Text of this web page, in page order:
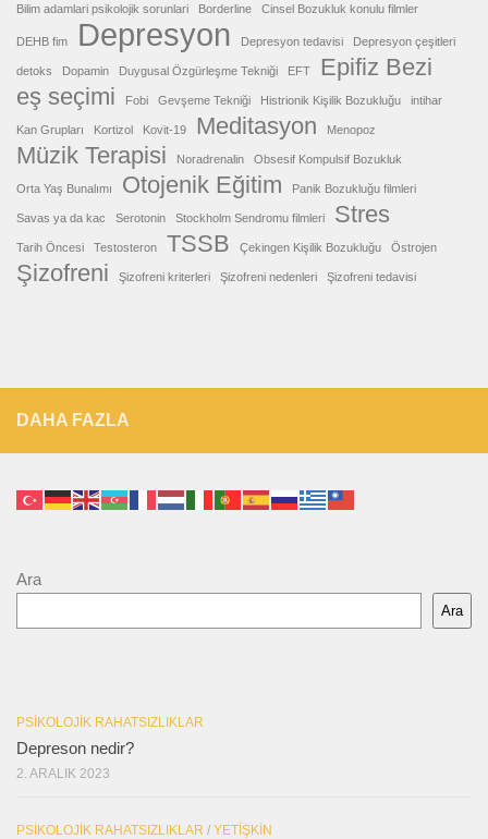
Bilim adamlari psikolojik sorunlari Borderline Cinsel Bozukluk konulu filmler
DEHB fim Depresyon Depresyon tedavisi Depresyon çeşitleri
detoks Dopamin Duygusal Özgürleşme Tekniği EFT
Epifiz Bezi
eş seçimi
Fobi Gevşeme Tekniği Histrionik Kişilik Bozukluğu intihar
Kan Grupları Kortizol Kovit-19 Meditasyon Menopoz
Müzik Terapisi Noradrenalin Obsesif Kompulsif Bozukluk
Orta Yaş Bunalımı Otojenik Eğitim Panik Bozukluğu filmleri
Savas ya da kac Serotonin Stockholm Sendromu filmleri Stres
Tarih Öncesi Testosteron TSSB Çekingen Kişilik Bozukluğu Östrojen
Şizofreni Şizofreni kriterleri Şizofreni nedenleri Şizofreni tedavisi
DAHA FAZLA
Ara
Ara
PSIKOLOJIK RAHATSIZLIKLAR
Depreson nedir?
2. ARALIK 2023
PSIKOLOJIK RAHATSIZLIKLAR / YETIŞKIN